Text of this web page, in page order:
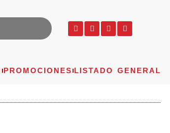
PROMOCIONES LISTADO GENERAL